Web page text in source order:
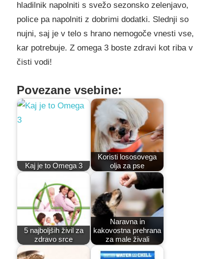
hladilnik napolniti s svežo sezonsko zelenjavo,
police pa napolniti z dobrimi dodatki. Slednji so
nujni, saj je v telo s hrano nemogoče vnesti vse,
kar potrebuje. Z omega 3 boste zdravi kot riba v
čisti vodi!
Povezane vsebine:
Kaj je to Omega 3
Koristi lososovega
olja za pse
5 najboljših živil za
zdravo srce
Naravna in
kakovostna prehrana
za male živali